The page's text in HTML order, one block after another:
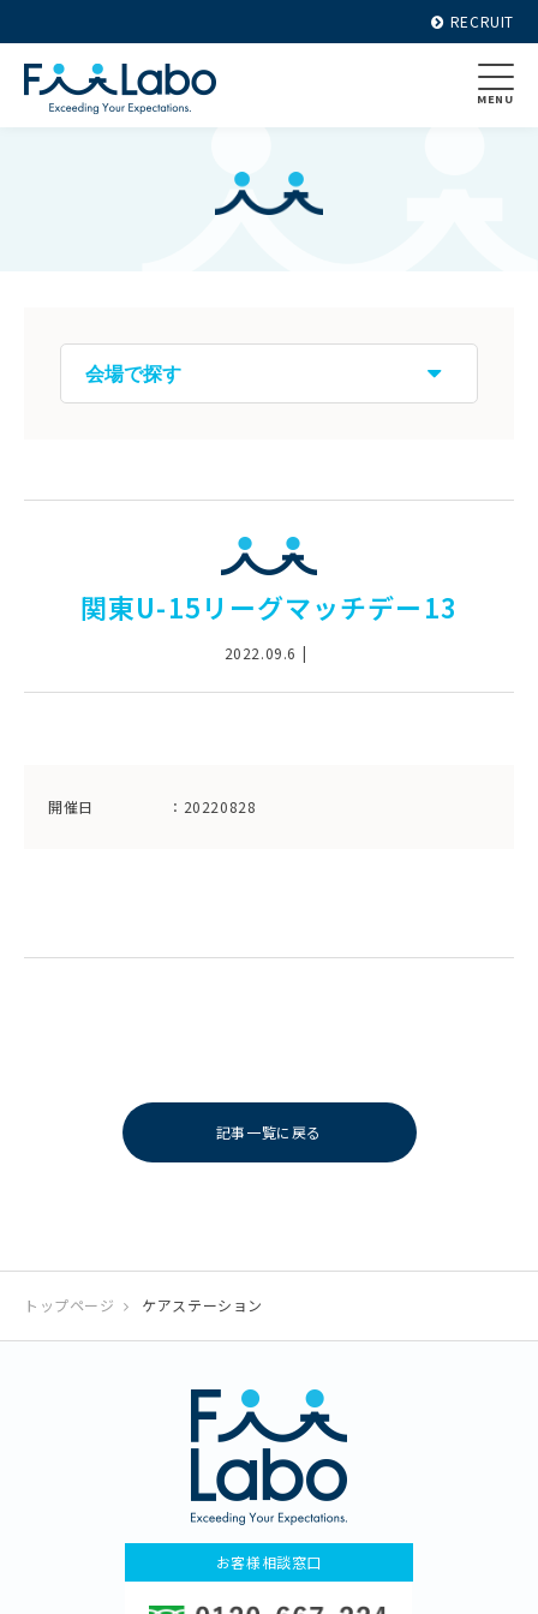
RECRUIT
MENU
関東U-15リーグマッチデー13
2022.09.6
開催日 ：20220828
記事一覧に戻る
トップページ ケアステーション
お客様相談窓口